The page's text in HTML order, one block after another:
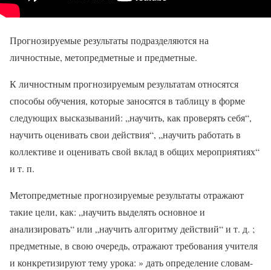
Прогнозируемые результаты подразделяются на
личностные, метопредметные и предметные.
К личностным прогнозируемым результатам относятся
способы обучения, которые заносятся в таблицу в форме
следующих высказываний: „научить, как проверять себя“,
научить оценивать свои действия“, „научить работать в
коллективе и оценивать свой вклад в общих мероприятиях“
и т. п.
Метопредметные прогнозируемые результаты отражают
такие цели, как: „научить выделять основное и
анализировать“ или „научить алгоритму действий“ и т. д. ;
предметные, в свою очередь, отражают требования учителя
и конкретизируют тему урока: » дать определение словам-